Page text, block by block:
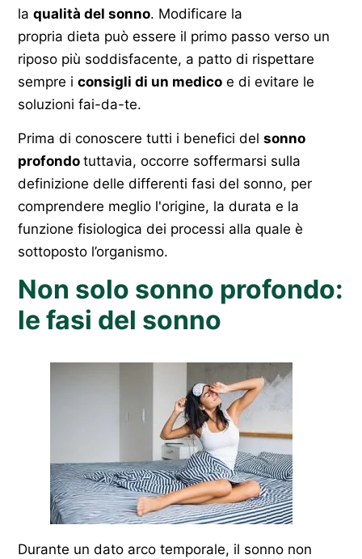
la qualità del sonno. Modificare la
propria dieta può essere il primo passo verso un
riposo più soddisfacente, a patto di rispettare
sempre i consigli di un medico e di evitare le
soluzioni fai-da-te.
Prima di conoscere tutti i benefici del sonno
profondo tuttavia, occorre soffermarsi sulla
definizione delle differenti fasi del sonno, per
comprendere meglio l'origine, la durata e la
funzione fisiologica dei processi alla quale è
sottoposto l’organismo.
Non solo sonno profondo:
le fasi del sonno
Durante un dato arco temporale, il sonno non